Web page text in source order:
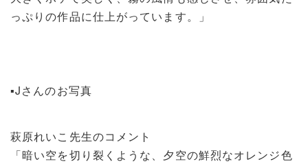
っぷりの作品に仕上がっています。」
▪️Jさんのお写真
萩原れいこ先生のコメント
「暗い空を切り裂くような、夕空の鮮烈なオレンジ色